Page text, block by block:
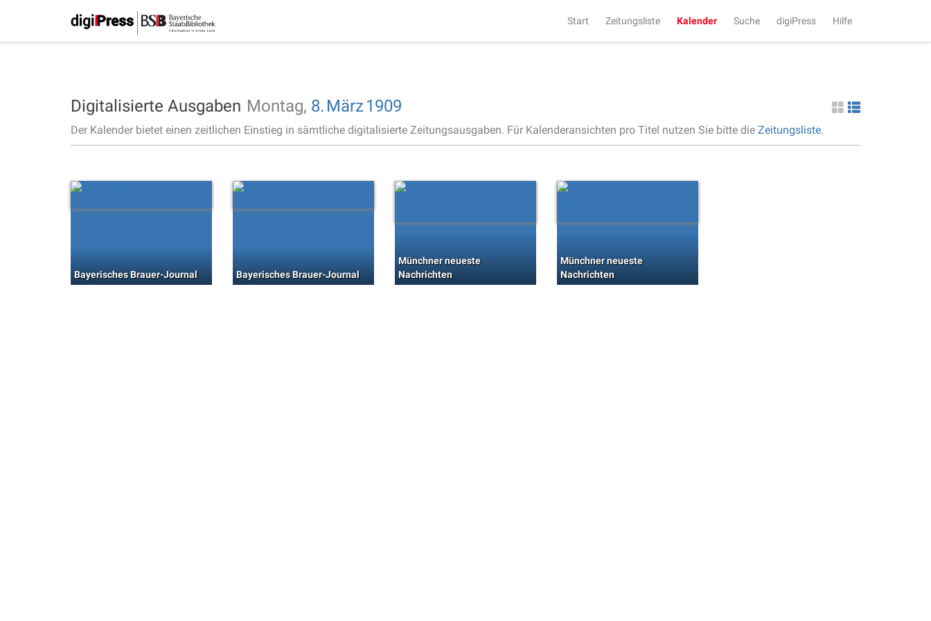
Start Zeitungsliste Kalender Suche digiPress Hilfe
Digitalisierte Ausgaben Montag, 8. März 1909
Der Kalender bietet einen zeitlichen Einstieg in sämtliche digitalisierte Zeitungsausgaben. Für Kalenderansichten pro Titel nutzen Sie bitte die Zeitungsliste.
Bayerisches Brauer-Journal Bayerisches Brauer-Journal
Münchner neueste
Nachrichten
Münchner neueste
Nachrichten